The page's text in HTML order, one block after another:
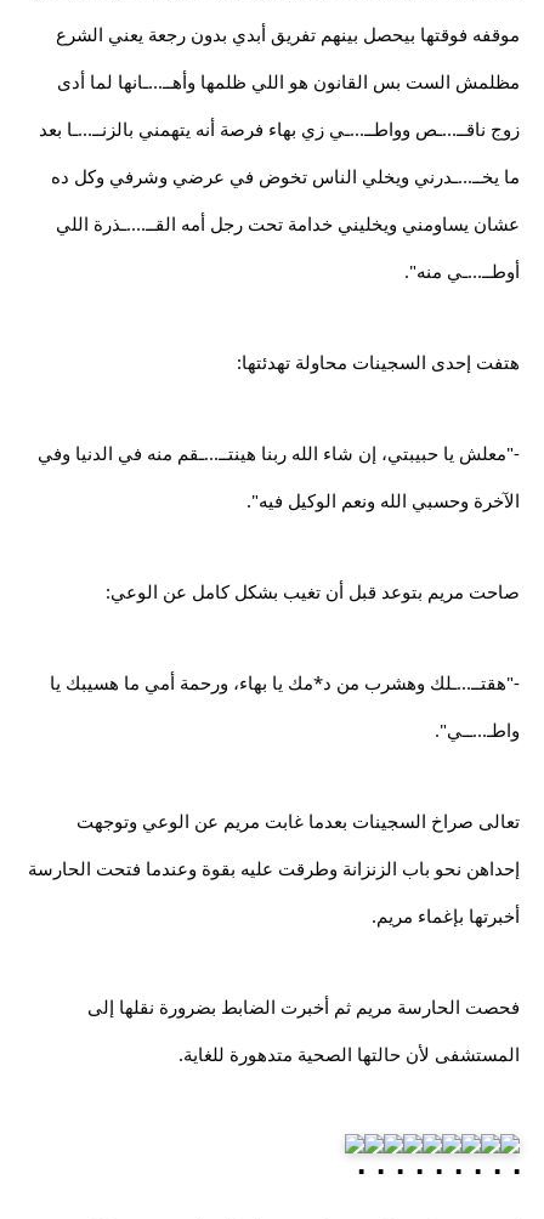
موقفه فوقتها بيحصل بينهم تفريق أبدي بدون رجعة يعني الشرع
مظلمش الست بس القانون هو اللي ظلمها وأهــ...ـانها لما أدى
زوج ناقــ...ـص وواطــ...ـي زي بهاء فرصة أنه يتهمني بالزنــ...ـا بعد
ما يخــ...ـدرني ويخلي الناس تخوض في عرضي وشرفي وكل ده
عشان يساومني ويخليني خدامة تحت رجل أمه القــ....ـذرة اللي
أوطــ...ـي منه".
هتفت إحدى السجينات محاولة تهدئتها:
-"معلش يا حبيبتي، إن شاء الله ربنا هينتــ...ـقم منه في الدنيا وفي
الآخرة وحسبي الله ونعم الوكيل فيه".
صاحت مريم بتوعد قبل أن تغيب بشكل كامل عن الوعي:
-"هقتــ...ـلك وهشرب من د*مك يا بهاء، ورحمة أمي ما هسيبك يا
واطـ...ــي".
تعالى صراخ السجينات بعدما غابت مريم عن الوعي وتوجهت
إحداهن نحو باب الزنزانة وطرقت عليه بقوة وعندما فتحت الحارسة
أخبرتها بإغماء مريم.
فحصت الحارسة مريم ثم أخبرت الضابط بضرورة نقلها إلى
المستشفى لأن حالتها الصحية متدهورة للغاية.